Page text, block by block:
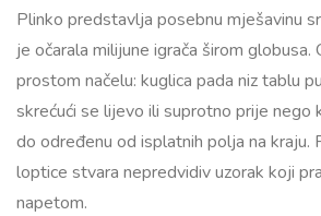
Plinko predstavlja posebnu mješavinu
je očarala milijune igrača širom globusa.
prostom načelu: kuglica pada niz tablu
skrećući se lijevo ili suprotno prije nego
do određenu od isplatnih polja na kraju.
loptice stvara nepredvidiv uzorak koji
napetom.